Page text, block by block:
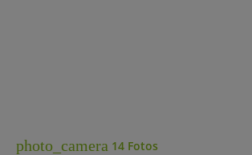
photo_camera 14 Fotos